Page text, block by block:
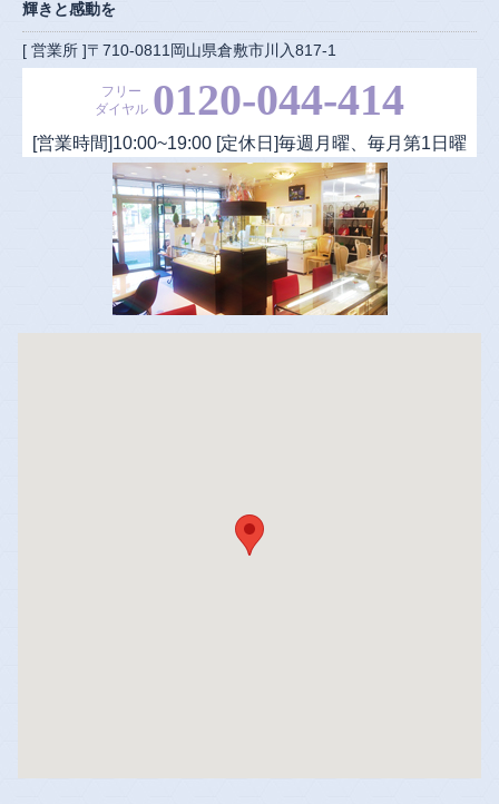
輝きと感動を
[ 営業所 ]〒710-0811岡山県倉敷市川入817-1
フリー
ダイヤル 0120-044-414
[営業時間]10:00~19:00 [定休日]毎週月曜、毎月第1日曜